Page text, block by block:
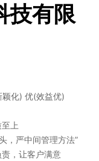
技有限
化) 优(效益优)
上
，严中间管理方法”
，让客户满意